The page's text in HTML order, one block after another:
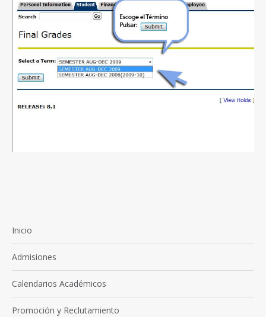
Inicio
Admisiones
Calendarios Académicos
Promoción y Reclutamiento